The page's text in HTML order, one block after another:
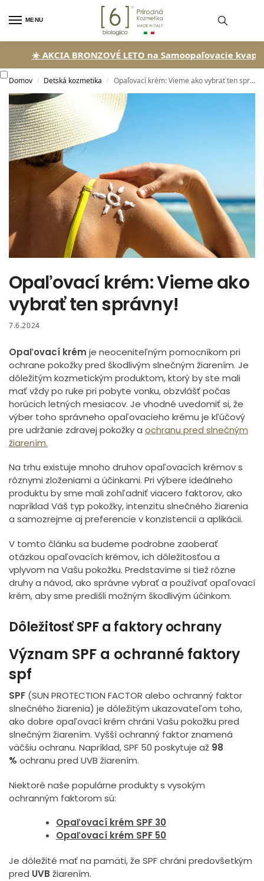
MENU
☀️ AKCIA BRONZOVÉ LETO na Samoopaľovacie kvapky!🏖️ So
Domov / Detská kozmetika / Opaľovací krém: Vieme ako vybrať ten správny!
Opaľovací krém: Vieme ako
vybrať ten správny!
7.6.2024
Opaľovací krém je neoceniteľným pomocníkom pri
ochrane pokožky pred škodlivým slnečným žiarením. Je
dôležitým kozmetickým produktom, ktorý by ste mali
mať vždy po ruke pri pobyte vonku, obzvlášť počas
horúcich letných mesiacov. Je vhodné uvedomiť si, že
výber toho správneho opaľovacieho krému je kľúčový
pre udržanie zdravej pokožky a ochranu pred slnečným
žiarením.
Na trhu existuje mnoho druhov opaľovacích krémov s
rôznymi zloženiami a účinkami. Pri výbere ideálneho
produktu by sme mali zohľadniť viacero faktorov, ako
napríklad Váš typ pokožky, intenzitu slnečného žiarenia
a samozrejme aj preferencie v konzistencii a aplikácii.
V tomto článku sa budeme podrobne zaoberať
otázkou opaľovacích krémov, ich dôležitosťou a
vplyvom na Vašu pokožku. Predstavíme si tiež rôzne
druhy a návod, ako správne vybrať a používať opaľovací
krém, aby sme predišli možným škodlivým účinkom.
Dôležitosť SPF a faktory ochrany
Význam SPF a ochranné faktory
spf
SPF (SUN PROTECTION FACTOR alebo ochranný faktor
slnečného žiarenia) je dôležitým ukazovateľom toho,
ako dobre opaľovací krém chráni Vašu pokožku pred
slnečným žiarením. Vyšší ochranný faktor znamená
väčšiu ochranu. Napríklad, SPF 50 poskytuje až 98
% ochranu pred UVB žiarením.
Niektoré naše populárne produkty s vysokým
ochranným faktorom sú:
Opaľovací krém SPF 30
Opaľovací krém SPF 50
Je dôležité mať na pamäti, že SPF chráni predovšetkým
pred UVB žiarením.